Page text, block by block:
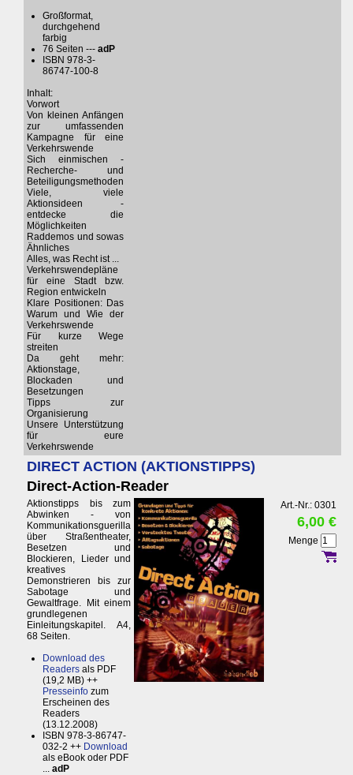
Großformat,
durchgehend
farbig
76 Seiten --- adP
ISBN 978-3-
86747-100-8
Inhalt:
Vorwort
Von kleinen Anfängen
zur umfassenden
Kampagne für eine
Verkehrswende
Sich einmischen -
Recherche- und
Beteiligungsmethoden
Viele, viele
Aktionsideen -
entdecke die
Möglichkeiten
Raddemos und sowas
Ähnliches
Alles, was Recht ist ...
Verkehrswendepläne
für eine Stadt bzw.
Region entwickeln
Klare Positionen: Das
Warum und Wie der
Verkehrswende
Für kurze Wege
streiten
Da geht mehr:
Aktionstage,
Blockaden und
Besetzungen
Tipps zur
Organisierung
Unsere Unterstützung
für eure
Verkehrswende
DIRECT ACTION (AKTIONSTIPPS)
Direct-Action-Reader
Aktionstipps bis zum
Abwinken - von
Kommunikationsguerilla
über Straßentheater,
Besetzen und
Blockieren, Lieder und
kreatives
Demonstrieren bis zur
Sabotage und
Gewaltfrage. Mit einem
grundlegenen
Einleitungskapitel. A4,
68 Seiten.
Download des
Readers als PDF
(19,2 MB) ++
Presseinfo zum
Erscheinen des
Readers
(13.12.2008)
ISBN 978-3-86747-
032-2 ++ Download
als eBook oder PDF
... adP
Art.-Nr.: 0301
6,00 €
Menge